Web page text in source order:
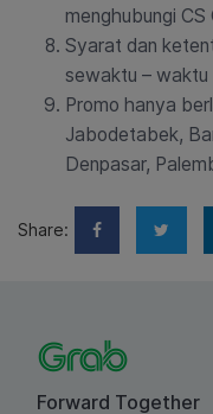
menghubungi CS
Syarat dan
sewaktu – waktu
Promo hanya
Jabodetabek,
Denpasar,
Share:
Forward Together